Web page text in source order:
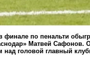
финале по пенальти
Матвей Сафонов.
головой главный